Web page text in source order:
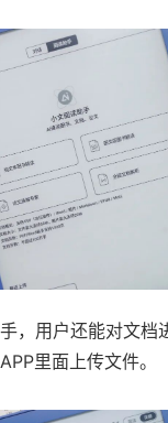
，用户还能对文档
里面上传文件。